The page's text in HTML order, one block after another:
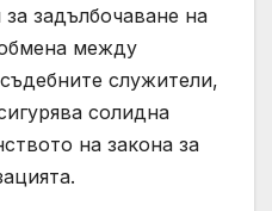
задълбочаване на
между
служители,
солидна
на закона за